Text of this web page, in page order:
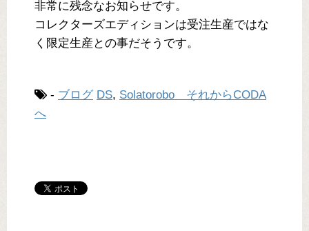
非常に残念なお知らせです。
コレクターズエディションは受注生産ではな
く限定生産との事だそうです。
- ブログ DS, Solatorobo それからCODA
へ